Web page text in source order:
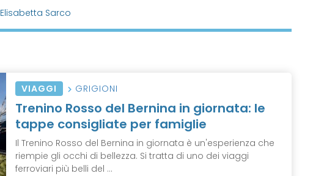
Elisabetta Sarco
VIAGGI GRIGIONI
Trenino Rosso del Bernina in giornata: le
tappe consigliate per famiglie
Il Trenino Rosso del Bernina in giornata è un'esperienza che
riempie gli occhi di bellezza. Si tratta di uno dei viaggi
ferroviari più belli del ...